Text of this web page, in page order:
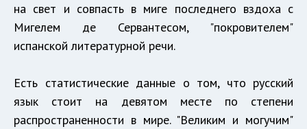
на свет и совпасть в миге последнего вздоха с
Мигелем де Сервантесом, "покровителем"
испанской литературной речи.
Есть статистические данные о том, что русский
язык стоит на девятом месте по степени
распространенности в мире. "Великим и могучим"